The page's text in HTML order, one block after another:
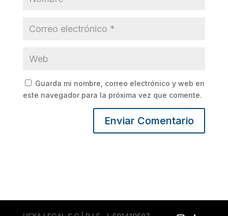
Guarda mi nombre, correo electrónico y web en
este navegador para la próxima vez que comente.